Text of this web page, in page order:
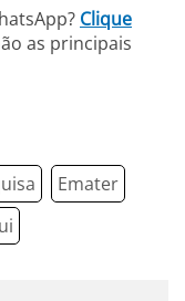
Clique
as principais
Emater